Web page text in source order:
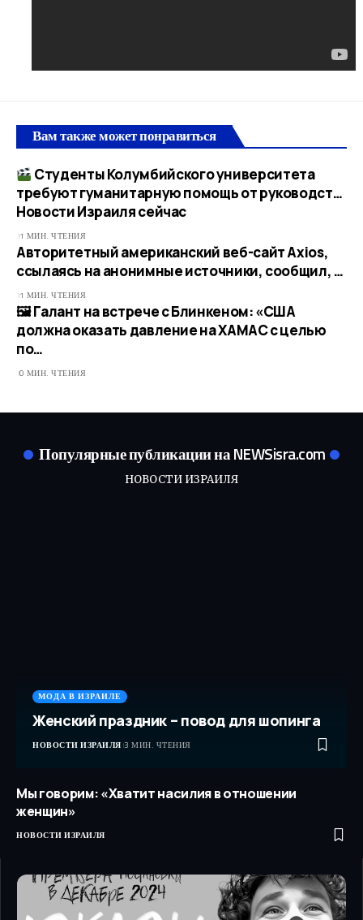
Вам также может понравиться
Студенты Колумбийского университета
требуют гуманитарную помощь от руководст…​
Новости Израиля сейчас
1 МИН. ЧТЕНИЯ
Авторитетный американский веб-сайт Axios,
ссылаясь на анонимные источники, сообщил, …
1 МИН. ЧТЕНИЯ
🖼 Галант на встрече с Блинкеном: «США
должна оказать давление на ХАМАС с целью
по…
0 МИН. ЧТЕНИЯ
Популярные публикации на NEWSisra.com
НОВОСТИ ИЗРАИЛЯ
МОДА В ИЗРАИЛЕ
Женский праздник – повод для шопинга
НОВОСТИ ИЗРАИЛЯ 3 МИН. ЧТЕНИЯ
Мы говорим: «Хватит насилия в отношении
женщин»
НОВОСТИ ИЗРАИЛЯ